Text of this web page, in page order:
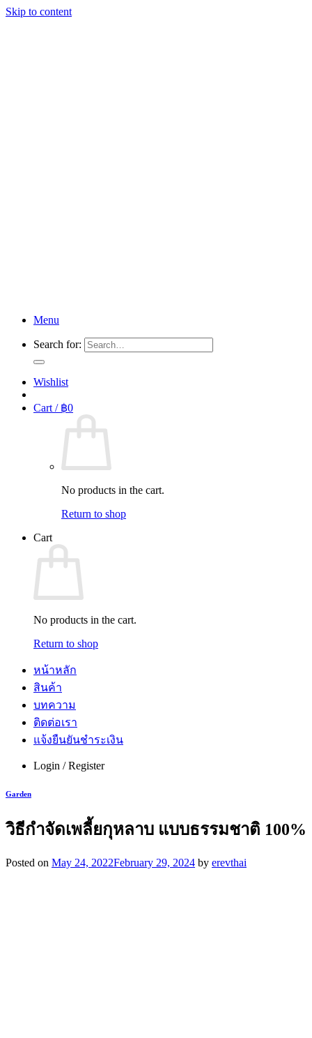
Skip to content
Menu
Search for:
Wishlist
Cart / ฿0
No products in the cart.
Return to shop
Cart
No products in the cart.
Return to shop
หน้าหลัก
สินค้า
บทความ
ติดต่อเรา
แจ้งยืนยันชำระเงิน
Login / Register
Garden
วิธีกําจัดเพลี้ยกุหลาบ แบบธรรมชาติ 100%
Posted on May 24, 2022February 29, 2024 by erevthai